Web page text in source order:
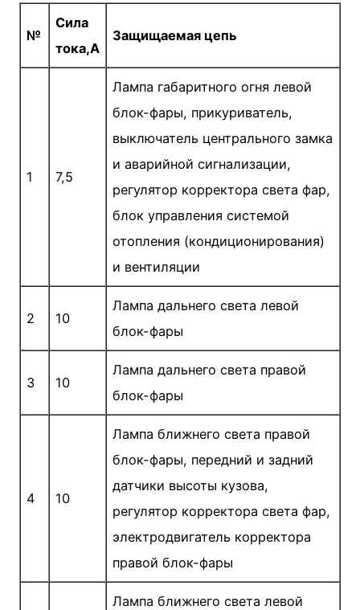
№
Сила
тока,А
Защищаемая цепь
1 7,5
Лампа габаритного огня левой
блок-фары, прикури­ватель,
выключатель центрального замка
и аварий­ной сигнализации,
регулятор корректора света фар,
блок управления системой
отопления (кондициони­рования)
и вентиляции
2 10
Лампа дальнего света левой
блок-фары
3 10
Лампа дальнего света правой
блок-фары
4 10
Лампа ближнего света правой
блок-фары, передний и задний
датчики высоты кузова,
регулятор коррек­тора света фар,
электродвигатель корректора
пра­вой блок-фары
Лампа ближнего света левой